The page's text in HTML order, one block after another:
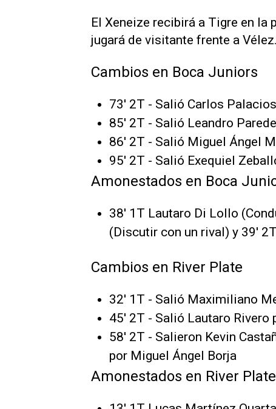
El Xeneize recibirá a Tigre en
jugará de visitante frente a Vélez.
Cambios en Boca Juniors
73' 2T - Salió Carlos
85' 2T - Salió Leandro
86' 2T - Salió Miguel Ángel
95' 2T - Salió Exequiel
Amonestados en Boca
38' 1T Lautaro Di Lollo
(Discutir con un rival) y 39'
Cambios en River Plate
32' 1T - Salió Maximiliano
45' 2T - Salió Lautaro Rivero
58' 2T - Salieron Kevin
por Miguel Ángel Borja
Amonestados en River